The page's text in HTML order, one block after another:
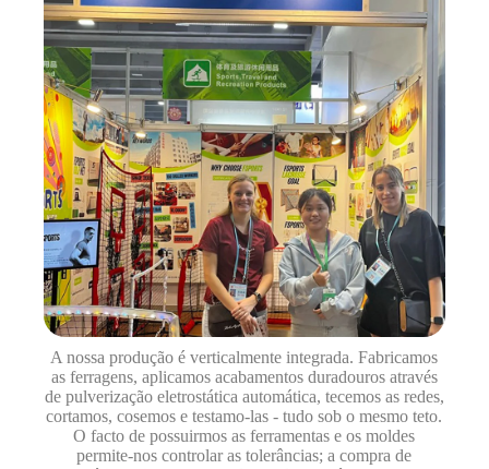
A nossa produção é verticalmente integrada. Fabricamos
as ferragens, aplicamos acabamentos duradouros através
de pulverização eletrostática automática, tecemos as redes,
cortamos, cosemos e testamo-las - tudo sob o mesmo teto.
O facto de possuirmos as ferramentas e os moldes
permite-nos controlar as tolerâncias; a compra de